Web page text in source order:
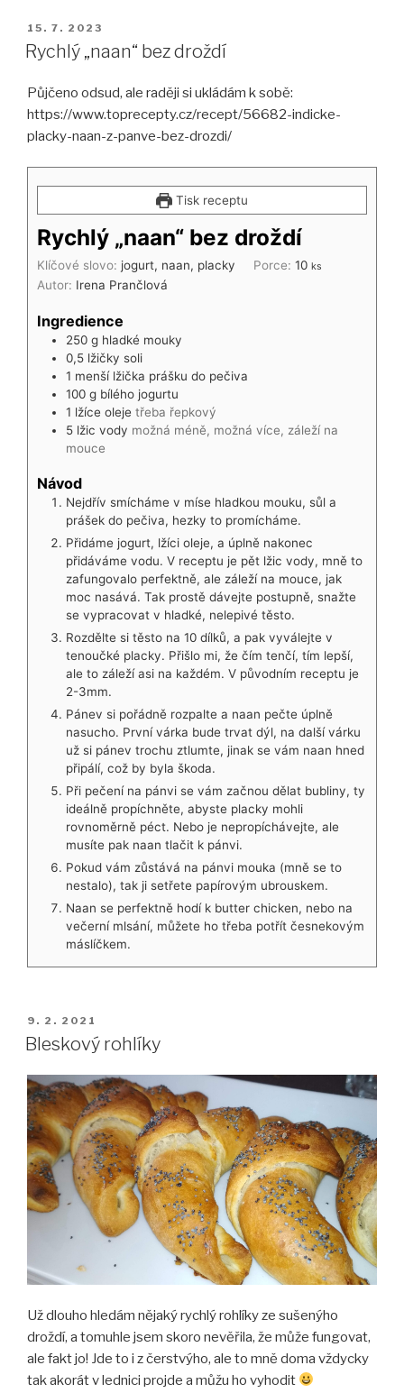
PUBLIKOVÁNO
15. 7. 2023
Rychlý „naan“ bez droždí
Půjčeno odsud, ale raději si ukládám k sobě:
https://www.toprecepty.cz/recept/56682-indicke-
placky-naan-z-panve-bez-drozdi/
Tisk receptu
Rychlý „naan“ bez droždí
Klíčové slovo: jogurt, naan, placky Porce:10 ks
Autor: Irena Prančlová
Ingredience
250 g hladké mouky
0,5 lžičky soli
1 menší lžička prášku do pečiva
100 g bílého jogurtu
1 lžíce oleje třeba řepkový
5 lžic vody možná méně, možná více, záleží na
mouce
Návod
Nejdřív smícháme v míse hladkou mouku, sůl a
prášek do pečiva, hezky to promícháme.
Přidáme jogurt, lžíci oleje, a úplně nakonec
přidáváme vodu. V receptu je pět lžic vody, mně to
zafungovalo perfektně, ale záleží na mouce, jak
moc nasává. Tak prostě dávejte postupně, snažte
se vypracovat v hladké, nelepivé těsto.
Rozdělte si těsto na 10 dílků, a pak vyválejte v
tenoučké placky. Přišlo mi, že čím tenčí, tím lepší,
ale to záleží asi na každém. V původním receptu je
2-3mm.
Pánev si pořádně rozpalte a naan pečte úplně
nasucho. První várka bude trvat dýl, na další várku
už si pánev trochu ztlumte, jinak se vám naan hned
připálí, což by byla škoda.
Při pečení na pánvi se vám začnou dělat bubliny, ty
ideálně propíchněte, abyste placky mohli
rovnoměrně péct. Nebo je nepropíchávejte, ale
musíte pak naan tlačit k pánvi.
Pokud vám zůstává na pánvi mouka (mně se to
nestalo), tak ji setřete papírovým ubrouskem.
Naan se perfektně hodí k butter chicken, nebo na
večerní mlsání, můžete ho třeba potřít česnekovým
máslíčkem.
PUBLIKOVÁNO
9. 2. 2021
Bleskový rohlíky
Už dlouho hledám nějaký rychlý rohlíky ze sušenýho
droždí, a tomuhle jsem skoro nevěřila, že může fungovat,
ale fakt jo! Jde to i z čerstvýho, ale to mně doma vždycky
tak akorát v lednici projde a můžu ho vyhodit